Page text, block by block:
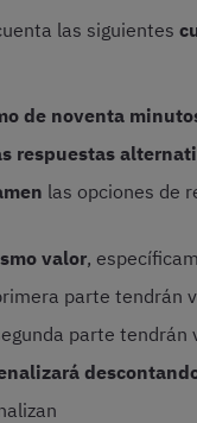
las siguientes
de noventa
respuestas
las opciones de
valor,
parte tendrán
parte tendrán